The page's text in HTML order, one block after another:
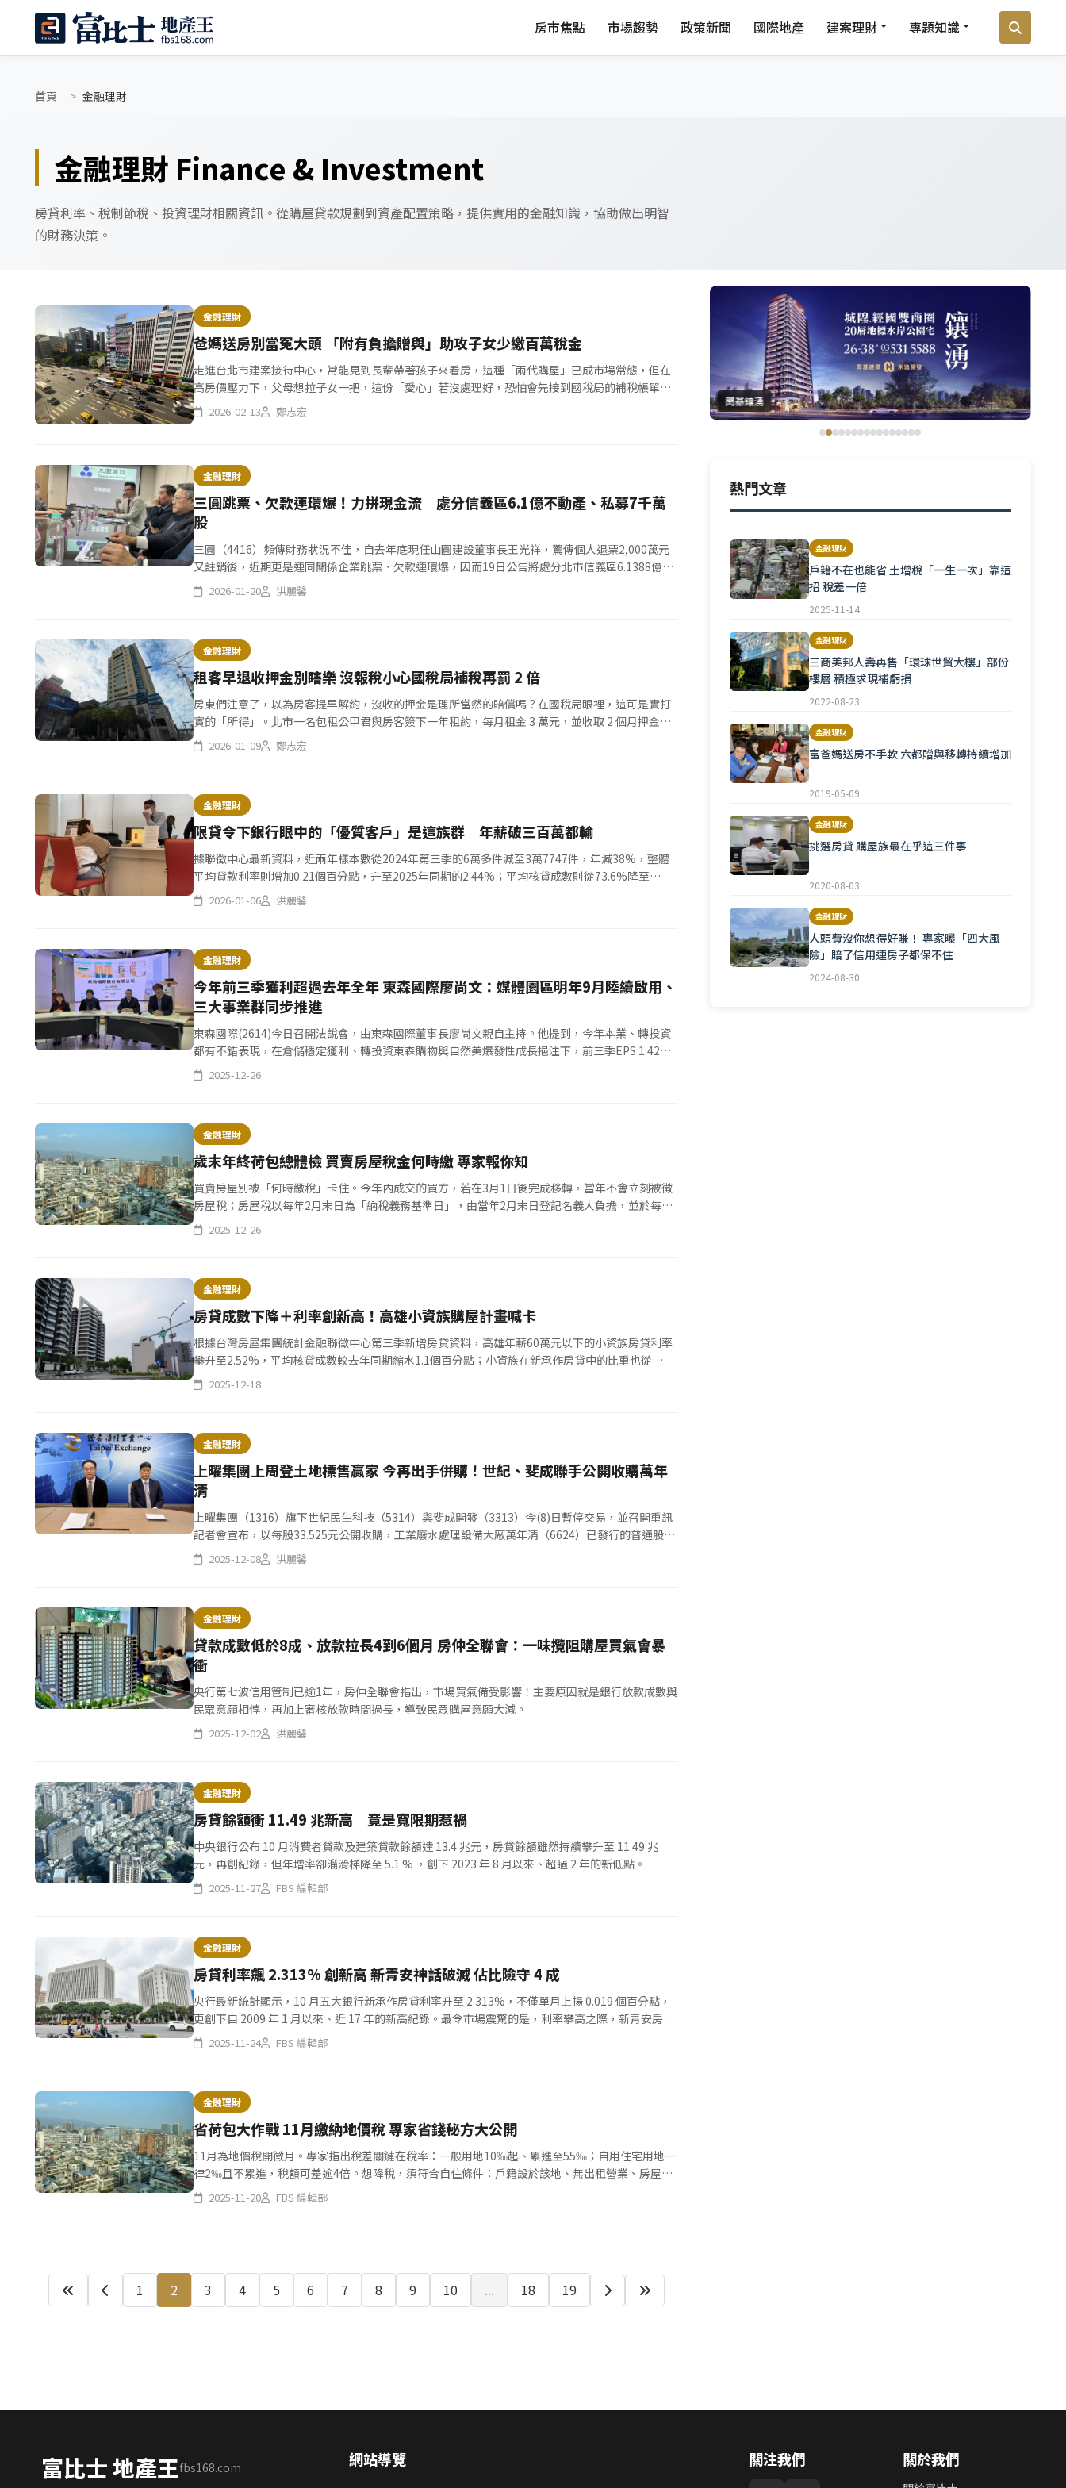
房市焦點 市場趨勢 政策新聞 國際地產 建案理財 專題知識
首頁 金融理財
金融理財 Finance & Investment
房貸利率、稅制節稅、投資理財相關資訊。從購屋貸款規劃到資產配置策略，提供實用的金融知識，協助做出明智
的財務決策。
金融理財
爸媽送房別當冤大頭 「附有負擔贈與」助攻子女少繳百萬稅金
走進台北市建案接待中心，常能見到長輩帶著孩子來看房，這種「兩代購屋」已成市場常態，但在
高房價壓力下，父母想拉子女一把，這份「愛心」若沒處理好，恐怕會先接到國稅局的補稅帳單。
這就像是與初戀分手後的觀望期，家長既想付出又怕受傷害，尤其是「首付款...
2026-02-13 鄭志宏
金融理財
三圓跳票、欠款連環爆！力拼現金流 處分信義區6.1億不動產、私募7千萬
股
三圓（4416）頻傳財務狀況不佳，自去年底現任山圓建設董事長王光祥，驚傳個人退票2,000萬元
又註銷後，近期更是連同關係企業跳票、欠款連環爆，因而19日公告將處分北市信義區6.1388億元
不動產求變現，董事長王雅麟表示，近期將積極處分多筆不...
2026-01-20 洪麗馨
金融理財
租客早退收押金別瞎樂 沒報稅小心國稅局補稅再罰 2 倍
房東們注意了，以為房客提早解約，沒收的押金是理所當然的賠償嗎？在國稅局眼裡，這可是實打
實的「所得」。北市一名包租公甲君與房客簽下一年租約，每月租金 3 萬元，並收取 2 個月押金，
沒想到房客半年後因外派國外必須提早解約，甲君依約沒收這 6 ...
2026-01-09 鄭志宏
金融理財
限貸令下銀行眼中的「優質客戶」是這族群 年薪破三百萬都輸
據聯徵中心最新資料，近兩年樣本數從2024年第三季的6萬多件減至3萬7747件，年減38%，整體
平均貸款利率則增加0.21個百分點，升至2025年同期的2.44%；平均核貸成數則從73.6%降至
71.8%，等於同樣買總價1000萬元的房子，...
2026-01-06 洪麗馨
金融理財
今年前三季獲利超過去年全年 東森國際廖尚文：媒體園區明年9月陸續啟用、
三大事業群同步推進
東森國際(2614)今日召開法說會，由東森國際董事長廖尚文親自主持。他提到，今年本業、轉投資
都有不錯表現，在倉儲穩定獲利、轉投資東森購物與自然美爆發性成長挹注下，前三季EPS 1.42元
已超越去年全年，今年獲利表現可以期待，同時也期待明年有...
2025-12-26
金融理財
歲末年終荷包總體檢 買賣房屋稅金何時繳 專家報你知
買賣房屋別被「何時繳稅」卡住。今年內成交的買方，若在3月1日後完成移轉，當年不會立刻被徵
房屋稅；房屋稅以每年2月末日為「納稅義務基準日」，由當年2月末日登記名義人負擔，並於每年
5/1–5/31一次徵收，課稅所屬期間為前年7/1至當年6/30...
2025-12-26
金融理財
房貸成數下降＋利率創新高！高雄小資族購屋計畫喊卡
根據台灣房屋集團統計金融聯徵中心第三季新增房貸資料，高雄年薪60萬元以下的小資族房貸利率
攀升至2.52%，平均核貸成數較去年同期縮水1.1個百分點；小資族在新承作房貸中的比重也從
29.9%下降至27.8%，顯示小資買盤正浮現退場趨勢，這是否...
2025-12-18
金融理財
上曜集團上周登土地標售贏家 今再出手併購！世紀、斐成聯手公開收購萬年
清
上曜集團（1316）旗下世紀民生科技（5314）與斐成開發（3313）今(8)日暫停交易，並召開重訊
記者會宣布，以每股33.525元公開收購，工業廢水處理設備大廠萬年清（6624）已發行的普通股股
份。董事長張祐銘表示，看準人工智慧和資料中心...
2025-12-08 洪麗馨
金融理財
貸款成數低於8成、放款拉長4到6個月 房仲全聯會：一味攬阻購屋買氣會暴
衝
央行第七波信用管制已逾1年，房仲全聯會指出，市場買氣備受影響！主要原因就是銀行放款成數與
民眾意願相悖，再加上審核放款時間過長，導致民眾購屋意願大減。
2025-12-02 洪麗馨
金融理財
房貸餘額衝 11.49 兆新高 竟是寬限期惹禍
中央銀行公布 10 月消費者貸款及建築貸款餘額達 13.4 兆元，房貸餘額雖然持續攀升至 11.49 兆
元，再創紀錄，但年增率卻溜滑梯降至 5.1 % ，創下 2023 年 8 月以來、超過 2 年的新低點。
2025-11-27 FBS 編輯部
金融理財
房貸利率飆 2.313% 創新高 新青安神話破滅 佔比險守 4 成
央行最新統計顯示，10 月五大銀行新承作房貸利率升至 2.313%，不僅單月上揚 0.019 個百分點，
更創下自 2009 年 1 月以來、近 17 年的新高紀錄。最令市場震驚的是，利率攀高之際，新青安房貸
占比同步下滑至 40.01%，反映...
2025-11-24 FBS 編輯部
金融理財
省荷包大作戰 11月繳納地價稅 專家省錢秘方大公開
11月為地價稅開徵月。專家指出稅差關鍵在稅率：一般用地10‰起、累進至55‰；自用住宅用地一
律2‰且不累進，稅額可差逾4倍。想降稅，須符合自住條件：戶籍設於該地、無出租營業、房屋與
土地為本人或配偶直系親屬所有，且都市≤300㎡、非都市≤70...
2025-11-20 FBS 編輯部
1 2 3 4 5 6 7 8 9 10 ... 18 19
閎基鑲湧
熱門文章
金融理財
戶籍不在也能省 土增稅「一生一次」靠這
招 稅差一倍
2025-11-14
金融理財
三商美邦人壽再售「環球世貿大樓」部份
樓層 積極求現補虧損
2022-08-23
金融理財
富爸媽送房不手軟 六都贈與移轉持續增加
2019-05-09
金融理財
挑選房貸 購屋族最在乎這三件事
2020-08-03
金融理財
人頭費沒你想得好賺！ 專家曝「四大風
險」賠了信用連房子都保不住
2024-08-30
富比士 地產王fbs168.com 網站導覽 關注我們 關於我們